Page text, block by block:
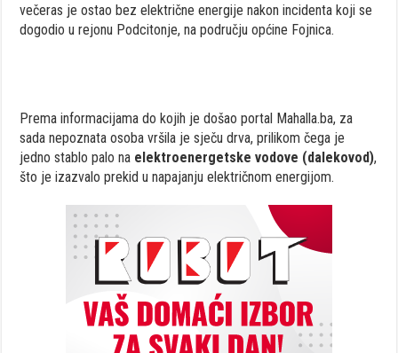
večeras je ostao bez električne energije nakon incidenta koji se
dogodio u rejonu Podcitonje, na području općine Fojnica.
Prema informacijama do kojih je došao portal Mahalla.ba, za
sada nepoznata osoba vršila je sječu drva, prilikom čega je
jedno stablo palo na elektroenergetske vodove (dalekovod),
što je izazvalo prekid u napajanju električnom energijom.